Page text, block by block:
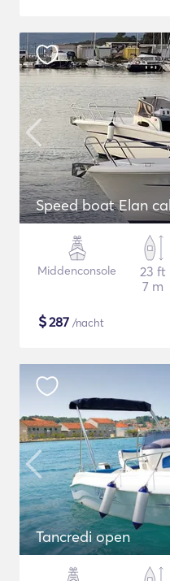
Speed boat
Middenconsole
23 ft
7 m
$287 /nacht
Tancredi open